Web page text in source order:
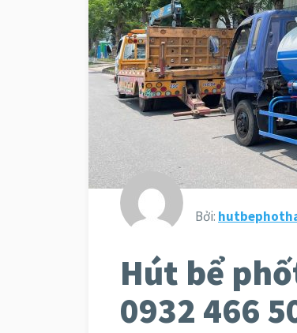
Bởi:
Hút bể
0932 466